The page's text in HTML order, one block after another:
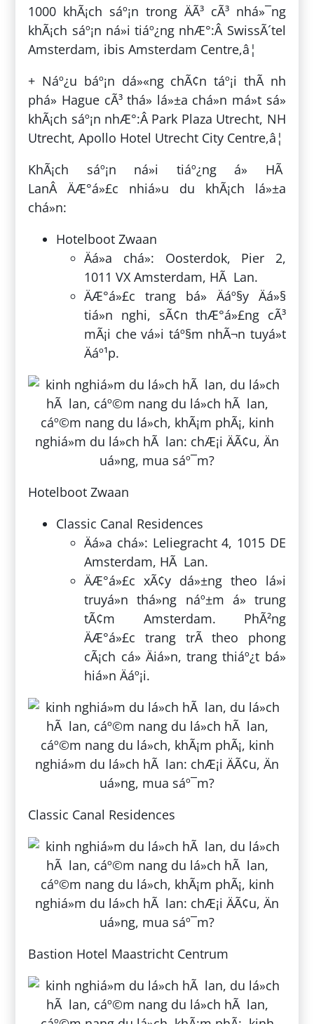
1000 khÃ¡ch sáº¡n trong ÄÃ³ cÃ³ nhá»¯ng
khÃ¡ch sáº¡n ná»i tiáº¿ng nhÆ°:Â SwissÃ´tel
Amsterdam, ibis Amsterdam Centre,â¦
+ Náº¿u báº¡n dá»«ng chÃ¢n táº¡i thÃ nh
phá» Hague cÃ³ thá» lá»±a chá»n má»t sá»
khÃ¡ch sáº¡n nhÆ°:Â Park Plaza Utrecht, NH
Utrecht, Apollo Hotel Utrecht City Centre,â¦
KhÃ¡ch sáº¡n ná»i tiáº¿ng á» HÃ
LanÂ ÄÆ°á»£c nhiá»u du khÃ¡ch lá»±a
chá»n:
Hotelboot Zwaan
Äá»a chá»: Oosterdok, Pier 2,
1011 VX Amsterdam, HÃ Lan.
ÄÆ°á»£c trang bá» Äáº§y Äá»§
tiá»n nghi, sÃ¢n thÆ°á»£ng cÃ³
mÃ¡i che vá»i táº§m nhÃ¬n tuyá»t
Äáº¹p.
Hotelboot Zwaan
Classic Canal Residences
Äá»a chá»: Leliegracht 4, 1015 DE
Amsterdam, HÃ Lan.
ÄÆ°á»£c xÃ¢y dá»±ng theo lá»i
truyá»n thá»ng náº±m á» trung
tÃ¢m Amsterdam. PhÃ²ng
ÄÆ°á»£c trang trÃ­ theo phong
cÃ¡ch cá» Äiá»n, trang thiáº¿t bá»
hiá»n Äáº¡i.
Classic Canal Residences
Bastion Hotel Maastricht Centrum